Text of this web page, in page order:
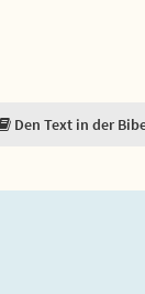
Den Text in der